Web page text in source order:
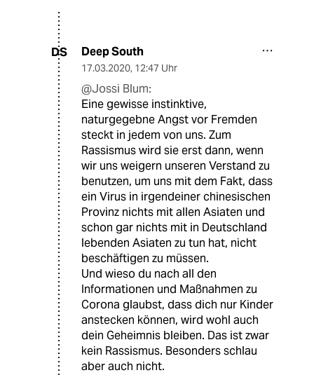
DS Deep South
17.03.2020, 12:47 Uhr
@Jossi Blum:
Eine gewisse instinktive,
naturgegebne Angst vor Fremden
steckt in jedem von uns. Zum
Rassismus wird sie erst dann, wenn
wir uns weigern unseren Verstand zu
benutzen, um uns mit dem Fakt, dass
ein Virus in irgendeiner chinesischen
Provinz nichts mit allen Asiaten und
schon gar nichts mit in Deutschland
lebenden Asiaten zu tun hat, nicht
beschäftigen zu müssen.
Und wieso du nach all den
Informationen und Maßnahmen zu
Corona glaubst, dass dich nur Kinder
anstecken können, wird wohl auch
dein Geheimnis bleiben. Das ist zwar
kein Rassismus. Besonders schlau
aber auch nicht.